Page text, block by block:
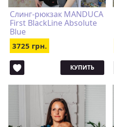
Слинг-рюкзак MANDUCA
First BlackLine Absolute
Blue
3725 грн.
КУПИТЬ